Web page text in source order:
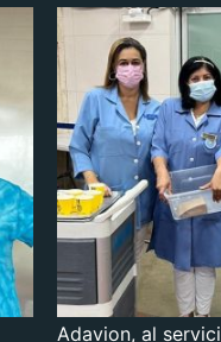
Adavion, al